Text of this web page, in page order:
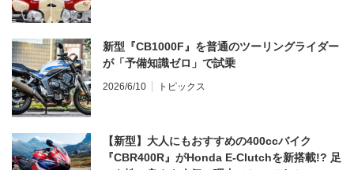
新型『CB1000F』を普通のツーリングライダー
が「予備知識ゼロ」で試乗
2026/6/10 トピックス
【新型】大人にもおすすめの400ccバイク
『CBR400R』がHonda E-Clutchを新搭載!? 足